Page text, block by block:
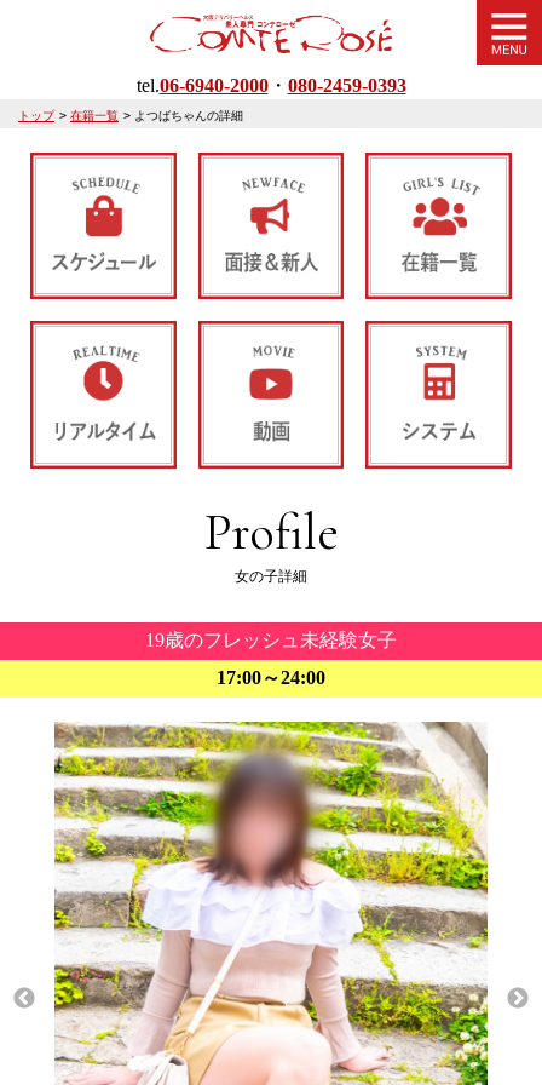
tel.06-6940-2000・ 080-2459-0393
トップ > 在籍一覧 > よつばちゃんの詳細
Profile
女の子詳細
19歳のフレッシュ未経験女子
17:00～24:00